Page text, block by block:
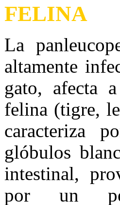
FELINA
La
altamente
gato, afecta
felina (tigre,
caracteriza
glóbulos
intestinal,
por un